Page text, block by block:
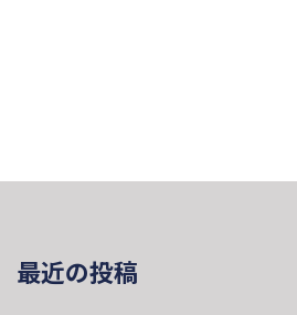
最近の投稿